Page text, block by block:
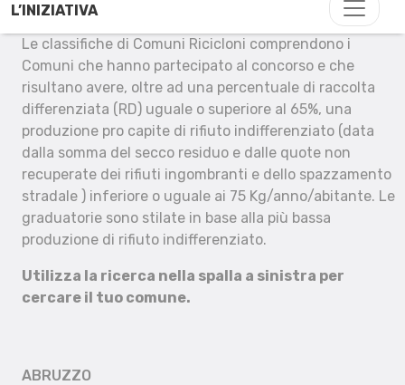
L’INIZIATIVA
Le classifiche di Comuni Ricicloni comprendono i
Comuni che hanno partecipato al concorso e che
risultano avere, oltre ad una percentuale di raccolta
differenziata (RD) uguale o superiore al 65%, una
produzione pro capite di rifiuto indifferenziato (data
dalla somma del secco residuo e dalle quote non
recuperate dei rifiuti ingombranti e dello spazzamento
stradale ) inferiore o uguale ai 75 Kg/anno/abitante. Le
graduatorie sono stilate in base alla più bassa
produzione di rifiuto indifferenziato.
Utilizza la ricerca nella spalla a sinistra per
cercare il tuo comune.
ABRUZZO